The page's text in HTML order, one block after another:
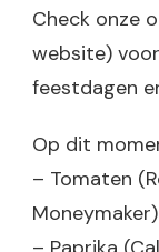
Check onze
website)
feestdagen
Op dit
– Tomaten
Moneymaker)